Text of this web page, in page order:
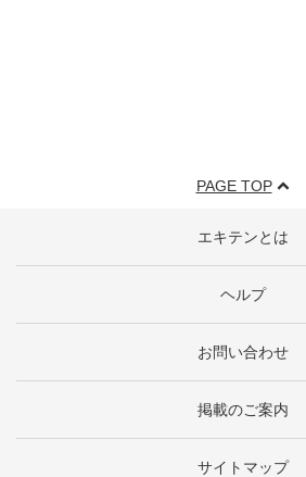
PAGE TOP
エキテンとは
ヘルプ
お問い合わせ
掲載のご案内
サイトマップ